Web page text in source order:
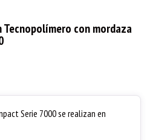
Tecnopolímero con mordaza
Serie 7000 se realizan en